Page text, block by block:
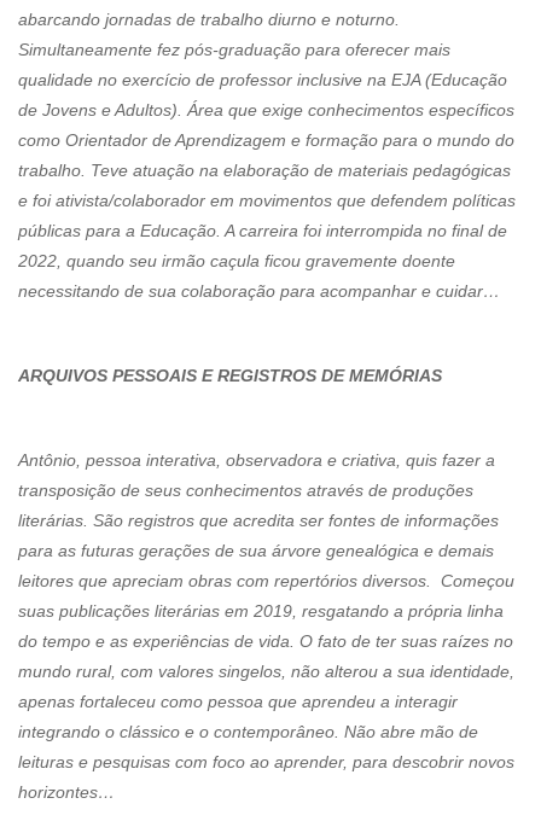
abarcando jornadas de trabalho diurno e noturno.
Simultaneamente fez pós-graduação para oferecer mais
qualidade no exercício de professor inclusive na EJA (Educação
de Jovens e Adultos). Área que exige conhecimentos específicos
como Orientador de Aprendizagem e formação para o mundo do
trabalho. Teve atuação na elaboração de materiais pedagógicas
e foi ativista/colaborador em movimentos que defendem políticas
públicas para a Educação. A carreira foi interrompida no final de
2022, quando seu irmão caçula ficou gravemente doente
necessitando de sua colaboração para acompanhar e cuidar…
ARQUIVOS PESSOAIS E REGISTROS DE MEMÓRIAS
Antônio, pessoa interativa, observadora e criativa, quis fazer a
transposição de seus conhecimentos através de produções
literárias. São registros que acredita ser fontes de informações
para as futuras gerações de sua árvore genealógica e demais
leitores que apreciam obras com repertórios diversos. Começou
suas publicações literárias em 2019, resgatando a própria linha
do tempo e as experiências de vida. O fato de ter suas raízes no
mundo rural, com valores singelos, não alterou a sua identidade,
apenas fortaleceu como pessoa que aprendeu a interagir
integrando o clássico e o contemporâneo. Não abre mão de
leituras e pesquisas com foco ao aprender, para descobrir novos
horizontes…